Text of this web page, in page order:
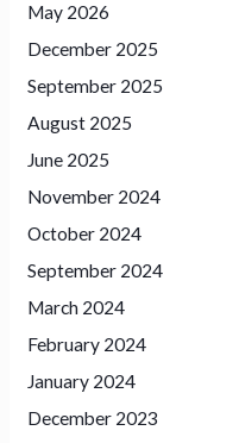
May 2026
December 2025
September 2025
August 2025
June 2025
November 2024
October 2024
September 2024
March 2024
February 2024
January 2024
December 2023